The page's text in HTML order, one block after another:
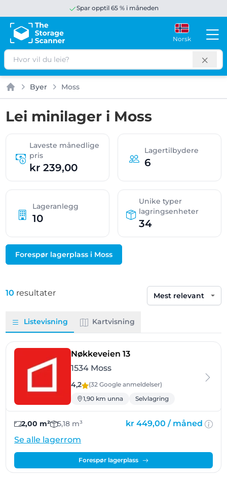
Spar opptil 65 % i måneden
Norsk
Søk
Hjem
Byer Moss
Lei minilager i Moss
Laveste månedlige
pris
kr 239,00
Lagertilbydere
6
Lageranlegg
10
Unike typer
lagringsenheter
34
Forespør lagerplass i Moss
10 resultater
Sorter etter
Listevisning Kartvisning
Nøkkeveien 13- Moss
1534 Moss
4,2 (32 Googleanmeldelser)
1,90 km unna
Selvlagring
2,00 m² 5,18 m³ kr 449,00 / måned
Se alle lagerrom
Forespør lagerplass